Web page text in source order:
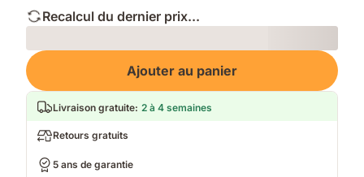
Recalcul du dernier prix...
Loading
Ajouter au panier
Livraison gratuite: 2 à 4 semaines
Retours gratuits
5 ans de garantie